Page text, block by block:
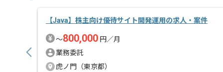
【Java】株主向け優待サイト開発運用の求人・案件
〜800,000 円／月
業務委託
虎ノ門（東京都）